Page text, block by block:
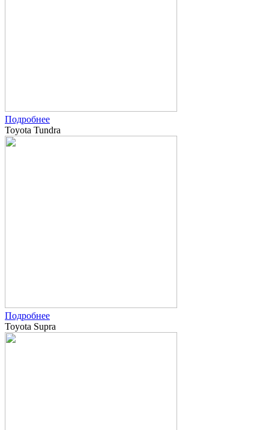
Подробнее
Toyota Tundra
Подробнее
Toyota Supra